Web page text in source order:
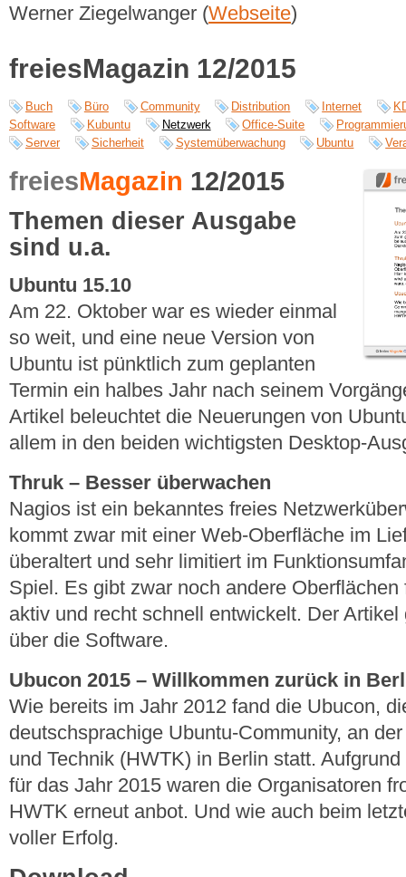
Werner Ziegelwanger (Webseite)
freiesMagazin 12/2015
Buch Büro Community Distribution Internet
Software
Kubuntu Netzwerk Office-Suite
Server
Sicherheit Systemüberwachung Ubuntu
freiesMagazin 12/2015
Themen dieser Ausgabe
sind u.a.
Ubuntu 15.10
Am 22. Oktober war es wieder einmal
so weit, und eine neue Version von
Ubuntu ist pünktlich zum geplanten
Termin ein halbes Jahr nach seinem
Artikel beleuchtet die Neuerungen von
allem in den beiden wichtigsten Desktop-
Thruk – Besser überwachen
Nagios ist ein bekanntes freies
kommt zwar mit einer Web-Oberfläche im
überaltert und sehr limitiert im
Spiel. Es gibt zwar noch andere
aktiv und recht schnell entwickelt. Der
über die Software.
Ubucon 2015 – Willkommen zurück in
Wie bereits im Jahr 2012 fand die Ubucon,
deutschsprachige Ubuntu-Community, an
und Technik (HWTK) in Berlin statt.
für das Jahr 2015 waren die Organisatoren
HWTK erneut anbot. Und wie auch beim
voller Erfolg.